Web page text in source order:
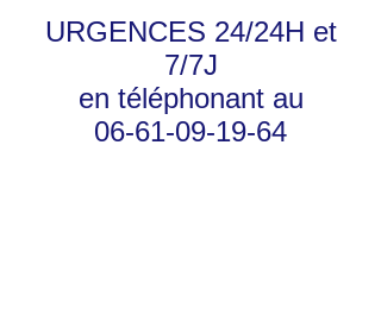
URGENCES 24/24H et
7/7J
en téléphonant au
06-61-09-19-64